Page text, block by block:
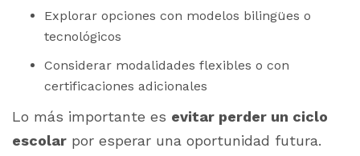
Explorar opciones con modelos bilingües o
tecnológicos
Considerar modalidades flexibles o con
certificaciones adicionales
Lo más importante es evitar perder un ciclo
escolar por esperar una oportunidad futura.